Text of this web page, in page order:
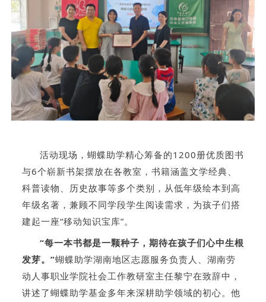
活动现场，蝴蝶助学精心筹备的1200册优质图书
与6个崭新书架摆放在各教室，书籍涵盖文学经典、
科普读物、历史故事等多个类别，从低年级绘本到高
年级名著，兼顾不同学段学生阅读需求，为孩子们搭
建起一座“移动知识宝库”。
“每一本书都是一颗种子，期待在孩子们心中生根
发芽。”蝴蝶助学湖南地区志愿服务负责人、湖南劳
动人事职业学院社会工作教研室主任黎宁在致辞中，
讲述了蝴蝶助学基金多年来深耕助学领域的初心。他